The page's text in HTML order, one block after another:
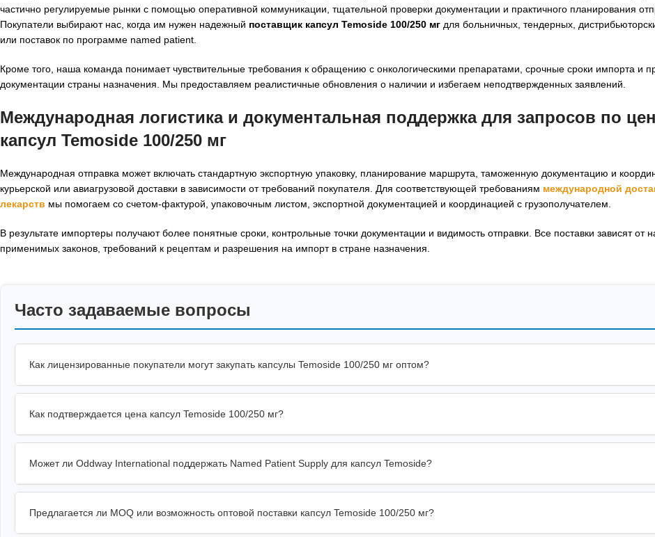
частично регулируемые рынки с помощью оперативной коммуникации, тщательной проверки документации и практичного планирования
Покупатели выбирают нас, когда им нужен надежный поставщик капсул Temoside 100/250 мг для больничных, тендерных,
или поставок по программе named patient.
Кроме того, наша команда понимает чувствительные требования к обращению с онкологическими препаратами, срочные сроки импорта и
документации страны назначения. Мы предоставляем реалистичные обновления о наличии и избегаем неподтвержденных заявлений.
Международная логистика и документальная поддержка для запросов по
капсул Temoside 100/250 мг
Международная отправка может включать стандартную экспортную упаковку, планирование маршрута, таможенную документацию и
курьерской или авиагрузовой доставки в зависимости от требований покупателя. Для соответствующей требованиям международной
лекарств мы помогаем со счетом-фактурой, упаковочным листом, экспортной документацией и координацией с грузополучателем.
В результате импортеры получают более понятные сроки, контрольные точки документации и видимость отправки. Все поставки зависят от
применимых законов, требований к рецептам и разрешения на импорт в стране назначения.
Часто задаваемые вопросы
Как лицензированные покупатели могут закупать капсулы Temoside 100/250 мг оптом?
Как подтверждается цена капсул Temoside 100/250 мг?
Может ли Oddway International поддержать Named Patient Supply для капсул Temoside?
Предлагается ли MOQ или возможность оптовой поставки капсул Temoside 100/250 мг?